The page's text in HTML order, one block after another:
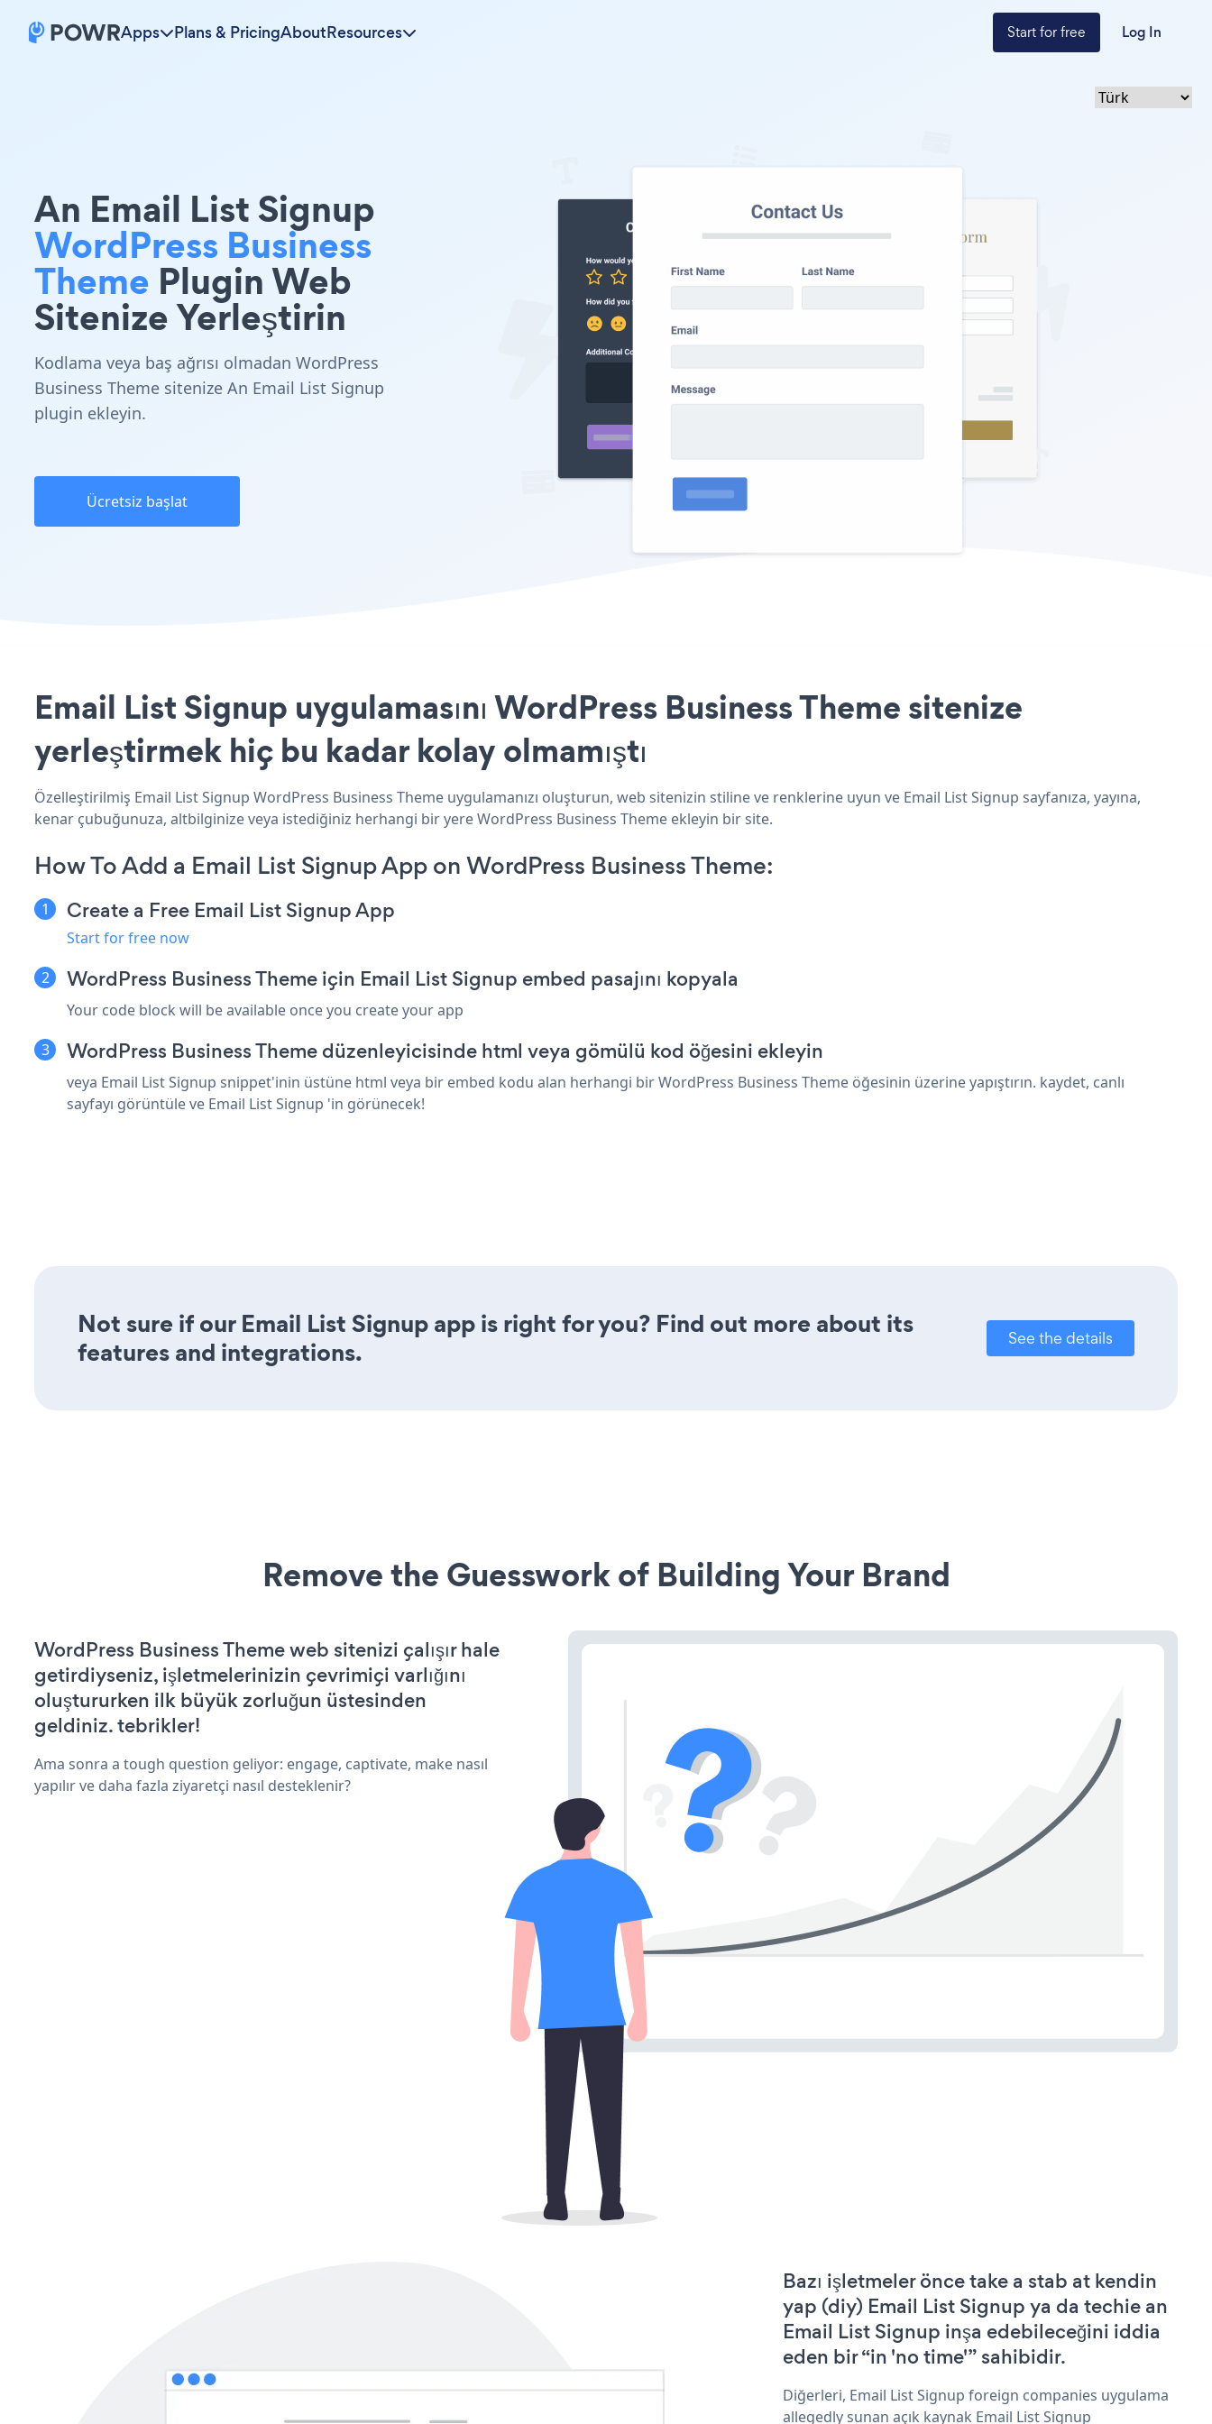
Apps Plans & PricingAboutResources Start for free Log In
An Email List Signup
WordPress Business
Theme Plugin Web
Sitenize Yerleştirin
Kodlama veya baş ağrısı olmadan WordPress
Business Theme sitenize An Email List Signup
plugin ekleyin.
Ücretsiz başlat
Email List Signup uygulamasını WordPress Business Theme sitenize
yerleştirmek hiç bu kadar kolay olmamıştı
Özelleştirilmiş Email List Signup WordPress Business Theme uygulamanızı oluşturun, web sitenizin stiline ve renklerine uyun ve Email List Signup sayfanıza, yayına,
kenar çubuğunuza, altbilginize veya istediğiniz herhangi bir yere WordPress Business Theme ekleyin bir site.
How To Add a Email List Signup App on WordPress Business Theme:
Create a Free Email List Signup App
Start for free now
WordPress Business Theme için Email List Signup embed pasajını kopyala
Your code block will be available once you create your app
WordPress Business Theme düzenleyicisinde html veya gömülü kod öğesini ekleyin
veya Email List Signup snippet'inin üstüne html veya bir embed kodu alan herhangi bir WordPress Business Theme öğesinin üzerine yapıştırın. kaydet, canlı
sayfayı görüntüle ve Email List Signup 'in görünecek!
Not sure if our Email List Signup app is right for you? Find out more about its
features and integrations.
See the details
Remove the Guesswork of Building Your Brand
WordPress Business Theme web sitenizi çalışır hale
getirdiyseniz, işletmelerinizin çevrimiçi varlığını
oluştururken ilk büyük zorluğun üstesinden
geldiniz. tebrikler!
Ama sonra a tough question geliyor: engage, captivate, make nasıl
yapılır ve daha fazla ziyaretçi nasıl desteklenir?
Bazı işletmeler önce take a stab at kendin
yap (diy) Email List Signup ya da techie an
Email List Signup inşa edebileceğini iddia
eden bir “in 'no time'” sahibidir.
Diğerleri, Email List Signup foreign companies uygulama
allegedly sunan açık kaynak Email List Signup